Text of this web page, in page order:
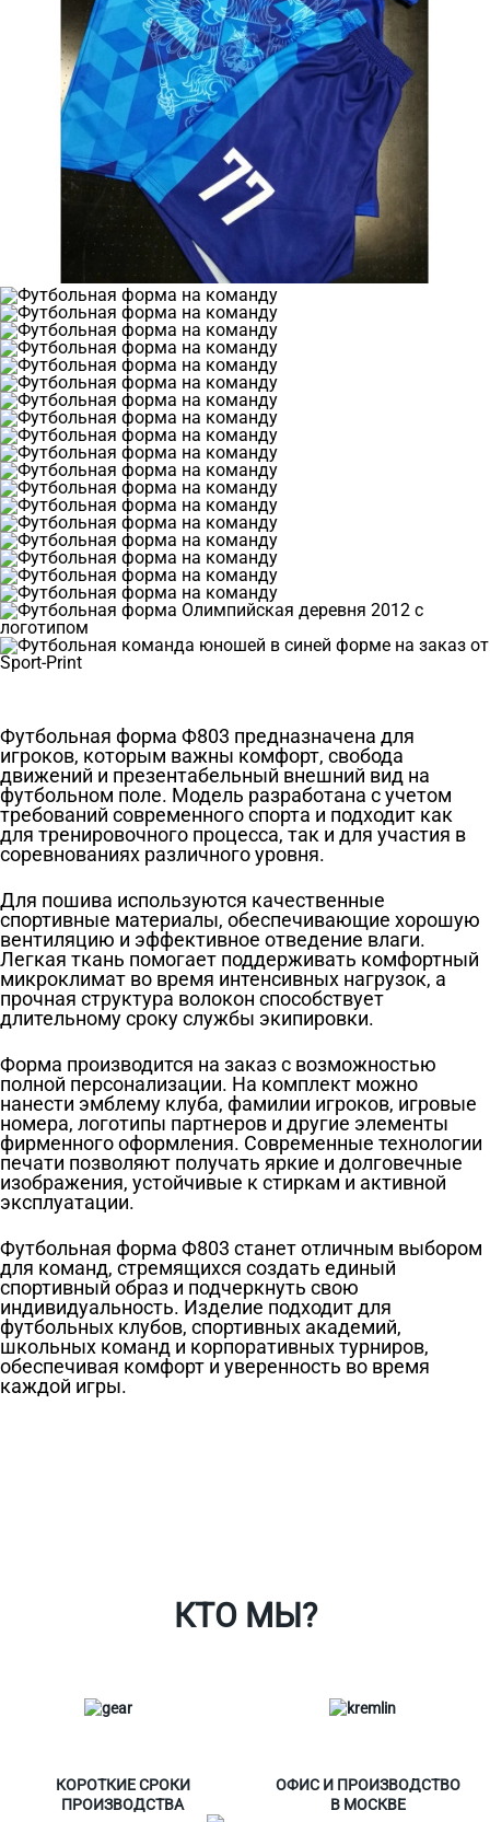
Футбольная форма Ф803 предназначена для
игроков, которым важны комфорт, свобода
движений и презентабельный внешний вид на
футбольном поле. Модель разработана с учетом
требований современного спорта и подходит как
для тренировочного процесса, так и для участия в
соревнованиях различного уровня.
Для пошива используются качественные
спортивные материалы, обеспечивающие хорошую
вентиляцию и эффективное отведение влаги.
Легкая ткань помогает поддерживать комфортный
микроклимат во время интенсивных нагрузок, а
прочная структура волокон способствует
длительному сроку службы экипировки.
Форма производится на заказ с возможностью
полной персонализации. На комплект можно
нанести эмблему клуба, фамилии игроков, игровые
номера, логотипы партнеров и другие элементы
фирменного оформления. Современные технологии
печати позволяют получать яркие и долговечные
изображения, устойчивые к стиркам и активной
эксплуатации.
Футбольная форма Ф803 станет отличным выбором
для команд, стремящихся создать единый
спортивный образ и подчеркнуть свою
индивидуальность. Изделие подходит для
футбольных клубов, спортивных академий,
школьных команд и корпоративных турниров,
обеспечивая комфорт и уверенность во время
каждой игры.
КТО МЫ?
КОРОТКИЕ СРОКИ
ПРОИЗВОДСТВА
ОФИС И ПРОИЗВОДСТВО
В МОСКВЕ